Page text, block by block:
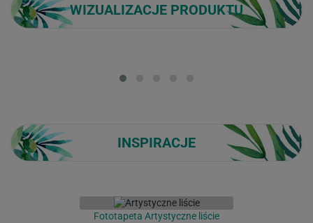
WIZUALIZACJE PRODUKTU
INSPIRACJE
Fototapeta Artystyczne liście